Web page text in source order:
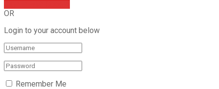
OR
Login to your account below
Remember Me